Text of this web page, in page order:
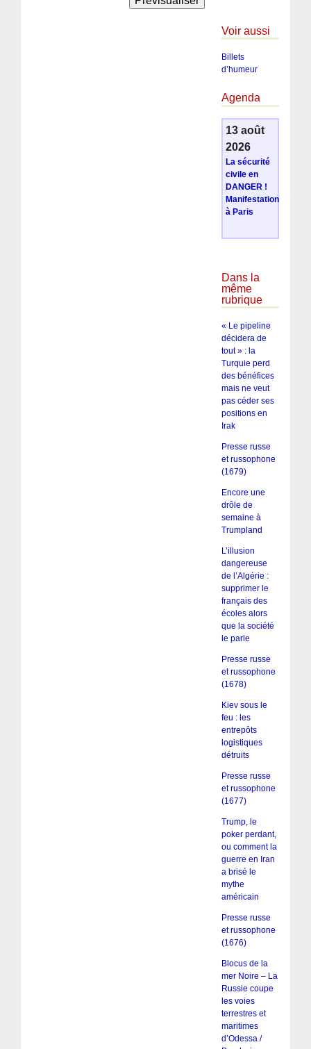
Voir aussi
Billets
d’humeur
Agenda
13 août
2026
La sécurité
civile en
DANGER !
Manifestation
à Paris
Dans la
même
rubrique
« Le pipeline
décidera de
tout » : la
Turquie perd
des bénéfices
mais ne veut
pas céder ses
positions en
Irak
Presse russe
et russophone
(1679)
Encore une
drôle de
semaine à
Trumpland
L’illusion
dangereuse
de l’Algérie :
supprimer le
français des
écoles alors
que la société
le parle
Presse russe
et russophone
(1678)
Kiev sous le
feu : les
entrepôts
logistiques
détruits
Presse russe
et russophone
(1677)
Trump, le
poker perdant,
ou comment la
guerre en Iran
a brisé le
mythe
américain
Presse russe
et russophone
(1676)
Blocus de la
mer Noire – La
Russie coupe
les voies
terrestres et
maritimes
d’Odessa /